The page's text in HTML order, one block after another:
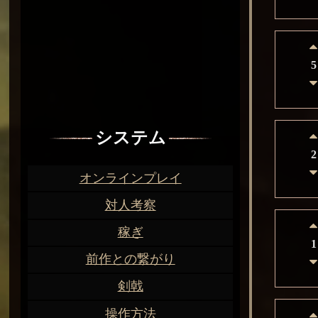
5
2
1
システム
オンラインプレイ
対人考察
稼ぎ
前作との繋がり
剣戟
操作方法